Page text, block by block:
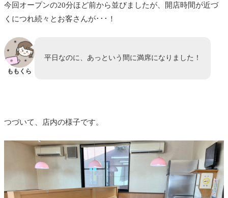
今回オープンの20分ほど前から並びましたが、開店時間が近づ
くにつれ続々とお客さんが･･･！
ももくら
平日なのに、あっという間に満席になりました！
つづいて、店内の様子です。